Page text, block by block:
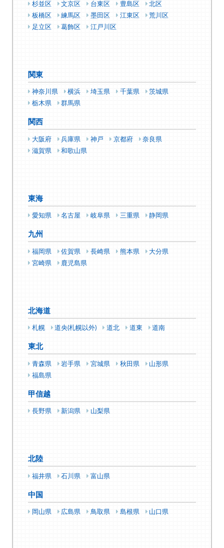
杉並区
文京区 台東区 豊島区
北区
板橋区
練馬区 墨田区 江東区
荒川区
足立区
葛飾区 江戸川区
関東
神奈川県 横浜 埼玉県 千葉県
茨城県
栃木県
群馬県
関西
大阪府 兵庫県 神戸 京都府
奈良県
滋賀県
和歌山県
東海
愛知県 名古屋 岐阜県 三重県 静岡県
九州
福岡県 佐賀県 長崎県 熊本県
大分県
宮崎県
鹿児島県
北海道
札幌 道央(札幌以外) 道北 道東 道南
東北
青森県 岩手県 宮城県 秋田県
山形県
福島県
甲信越
長野県 新潟県 山梨県
北陸
福井県 石川県 富山県
中国
岡山県 広島県 鳥取県 島根県 山口県